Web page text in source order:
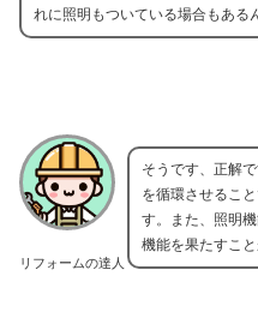
れに照明もついている場合もある
リフォームの達人
そうです、正解
を循環させるこ
す。また、照明
機能を果たすこと